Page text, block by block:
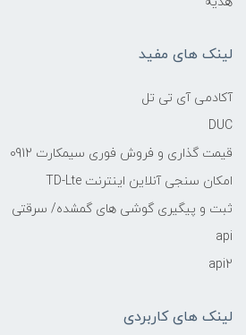
لینک های مفید
آکادمی آی تی تل
DUC
قیمت گذاری و فروش فوری سیمکارت 0912
امکان سنجی آنلاین اینترنت TD-Lte
ثبت و پیگیری گوشی های گمشده/ سرقتی
api
api2
لینک های کاربردی